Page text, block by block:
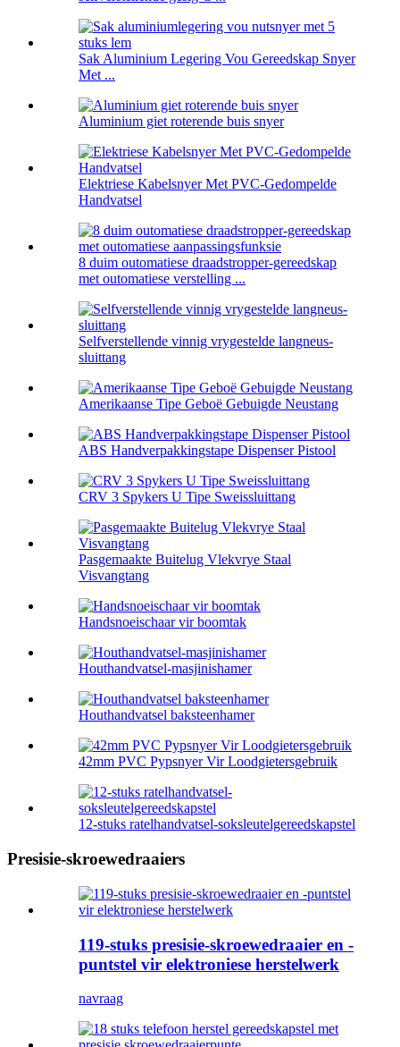
Sak Aluminium Legering Vou Gereedskap Snyer
Met ...
Aluminium giet roterende buis snyer
Elektriese Kabelsnyer Met PVC-Gedompelde
Handvatsel
8 duim outomatiese draadstropper-gereedskap
met outomatiese verstelling ...
Selfverstellende vinnig vrygestelde langneus-
sluittang
Amerikaanse Tipe Geboë Gebuigde Neustang
ABS Handverpakkingstape Dispenser Pistool
CRV 3 Spykers U Tipe Sweissluittang
Pasgemaakte Buitelug Vlekvrye Staal
Visvangtang
Handsnoeischaar vir boomtak
Houthandvatsel-masjinishamer
Houthandvatsel baksteenhamer
42mm PVC Pypsnyer Vir Loodgietersgebruik
12-stuks ratelhandvatsel-soksleutelgereedskapstel
Presisie-skroewedraaiers
119-stuks presisie-skroewedraaier en -
puntstel vir elektroniese herstelwerk
navraag